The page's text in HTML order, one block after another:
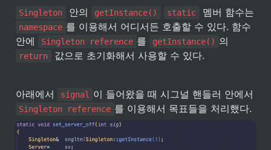
Singleton 안의 getInstance() static
namespace 를 이용해서 어디서든 호출할 수 있다. 함수
안에
Singleton reference 를 getInstance()
return 값으로 초기화해서 사용할 수 있다.
아래에서 signal
Singleton reference 를 이용해서 목표들을 처리했다.